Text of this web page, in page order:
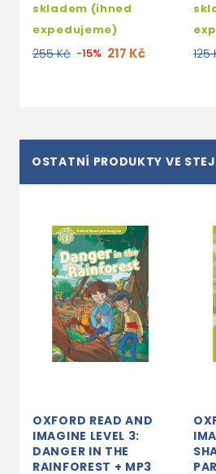
skladem (ihned
expedujeme)
255 Kč -15% 217 Kč 125
OSTATNÍ PRODUKTY VE
OXFORD READ AND
IMAGINE LEVEL 3:
DANGER IN THE
RAINFOREST + MP3